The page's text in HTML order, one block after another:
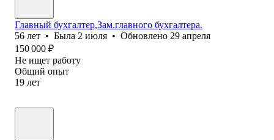
Главный бухгалтер,Зам.главного бухгалтера.
56 лет • Была 2 июля • Обновлено 29 апреля
150 000 ₽
Не ищет работу
Общий опыт
19 лет